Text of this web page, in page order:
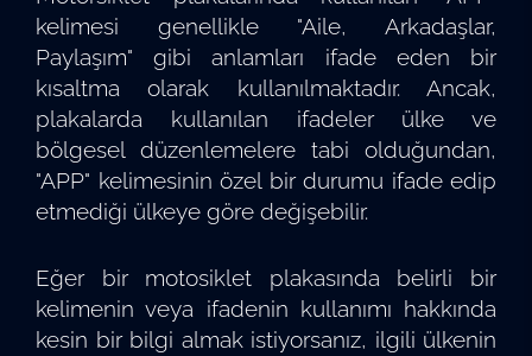
kelimesi genellikle "Aile, Arkadaşlar,
Paylaşım" gibi anlamları ifade eden bir
kısaltma olarak kullanılmaktadır. Ancak,
plakalarda kullanılan ifadeler ülke ve
bölgesel düzenlemelere tabi olduğundan,
"APP" kelimesinin özel bir durumu ifade edip
etmediği ülkeye göre değişebilir.
Eğer bir motosiklet plakasında belirli bir
kelimenin veya ifadenin kullanımı hakkında
kesin bir bilgi almak istiyorsanız, ilgili ülkenin